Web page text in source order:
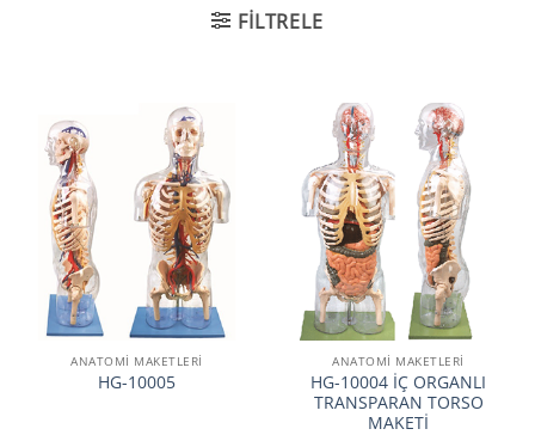
FILTRELE
ANATOMİ MAKETLERİ
HG-10005
ANATOMİ MAKETLERİ
HG-10004 İÇ ORGANLI
TRANSPARAN TORSO
MAKETİ